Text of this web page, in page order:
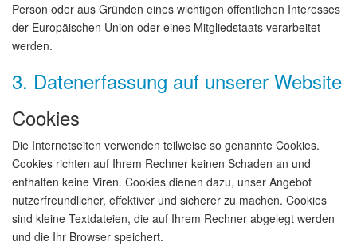
Person oder aus Gründen eines wichtigen öffentlichen Interesses
der Europäischen Union oder eines Mitgliedstaats verarbeitet
werden.
3. Datenerfassung auf unserer Website
Cookies
Die Internetseiten verwenden teilweise so genannte Cookies.
Cookies richten auf Ihrem Rechner keinen Schaden an und
enthalten keine Viren. Cookies dienen dazu, unser Angebot
nutzerfreundlicher, effektiver und sicherer zu machen. Cookies
sind kleine Textdateien, die auf Ihrem Rechner abgelegt werden
und die Ihr Browser speichert.